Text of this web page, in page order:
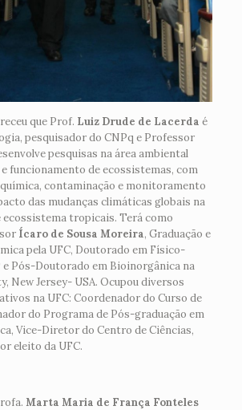
que Prof. Luiz Drude de Lacerda é
pesquisador do CNPq e Professor
pesquisas na área ambiental
funcionamento de ecossistemas, com
contaminação e monitoramento
das mudanças climáticas globais na
ecossistema tropicais. Terá como
Ícaro de Sousa Moreira, Graduação e
pela UFC, Doutorado em Físico-
e Pós-Doutorado em Bioinorgânica na
New Jersey- USA. Ocupou diversos
na UFC: Coordenador do Curso de
do Programa de Pós-graduação em
Vice-Diretor do Centro de Ciências,
eleito da UFC.
Marta Maria de França Fonteles